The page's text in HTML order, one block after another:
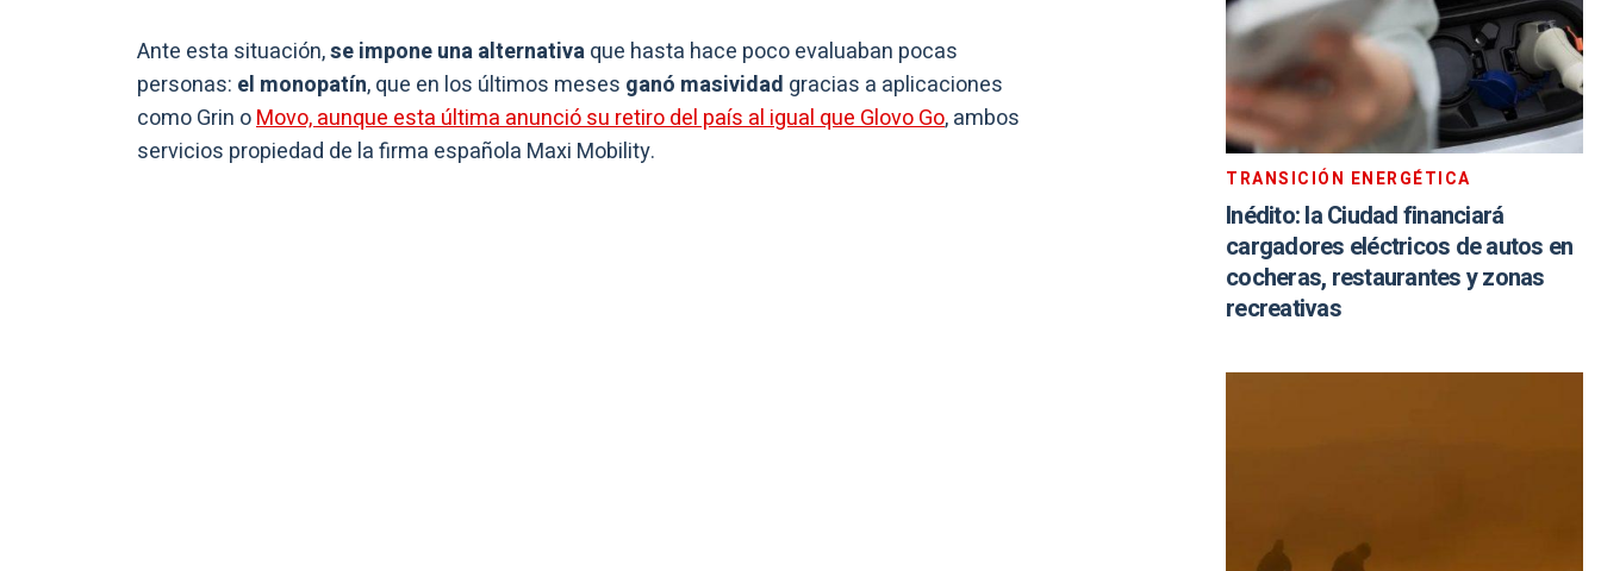
Ante esta situación,se impone una alternativaque hasta hace poco evaluaban pocas
personas: el monopatín, que en los últimos meses ganó masividad gracias a aplicaciones
como Grin oMovo, aunque esta última anunció su retiro del país al igual que Glovo Go, ambos
servicios propiedad de la firma española Maxi Mobility.
TRANSICIÓN ENERGÉTICA
Inédito: la Ciudad financiará
cargadores eléctricos de autos en
cocheras, restaurantes y zonas
recreativas